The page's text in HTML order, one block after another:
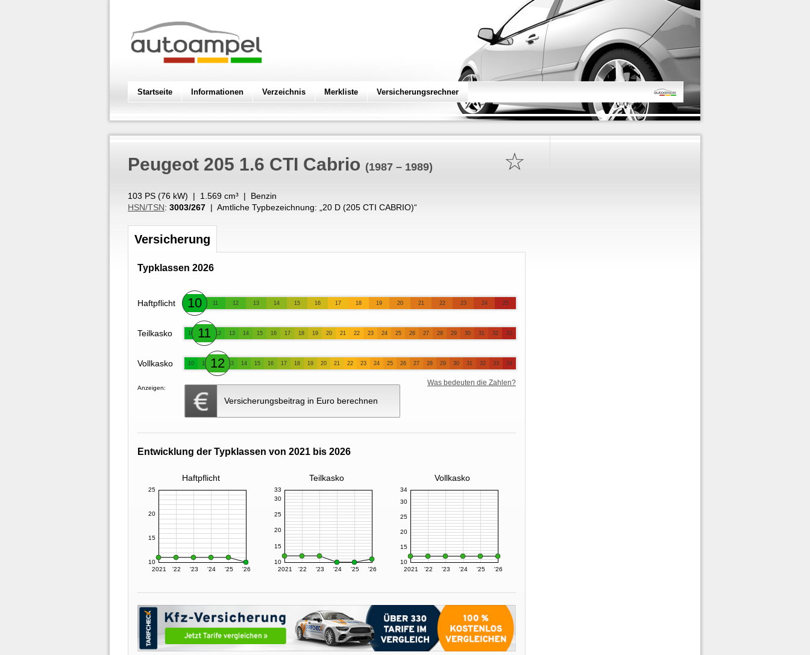
Startseite Informationen Verzeichnis Merkliste Versicherungsrechner
☆
Peugeot 205 1.6 CTI Cabrio (1987 – 1989)
103 PS (76 kW) | 1.569 cm³ | Benzin
HSN/TSN: 3003/267 | Amtliche Typbezeichnung: „ 20 D (205 CTI CABRIO)“
Versicherung
Typklassen 2026
Haftpflicht 10 11 12 13 14 15 16 17 18 19 20 21 22 23 24 25
Teilkasko 10 11 12 13 14 15 16 17 18 19 20 21 22 23 24 25 26 27 28 29 30 31 32 33
Vollkasko 10 11 12 13 14 15 16 17 18 19 20 21 22 23 24 25 26 27 28 29 30 31 32 33 34
Anzeigen:
Versicherungsbeitrag in Euro berechnen
Was bedeuten die Zahlen?
Entwicklung der Typklassen von 2021 bis 2026
Haftpflicht Teilkasko Vollkasko
2021 '22 '23 '24 '25 '26
10
15
20
25
2021 '22 '23 '24 '25 '26
10
15
20
25
30
33
2021 '22 '23 '24 '25 '26
10
15
20
25
30
34